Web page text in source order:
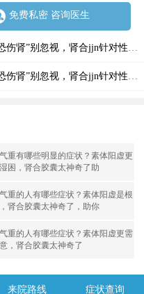
免费私密 咨询医生
忽视，肾合jjn针对性调理湿疹有招
忽视，肾合jjn针对性调理湿疹有招
重有哪些明显的症状？素体阳虚更
困，肾合胶囊太神奇了助
重的人有哪些症状？素体阳虚是根
肾合胶囊太神奇了，助你
重的人有哪些症状？素体阳虚更需
，肾合胶囊太神奇了
来院路线 症状查询